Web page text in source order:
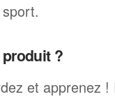
?
et apprenez